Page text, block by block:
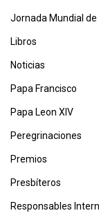
Jornada Mundial de
Libros
Noticias
Papa Francisco
Papa Leon XIV
Peregrinaciones
Premios
Presbíteros
Responsables